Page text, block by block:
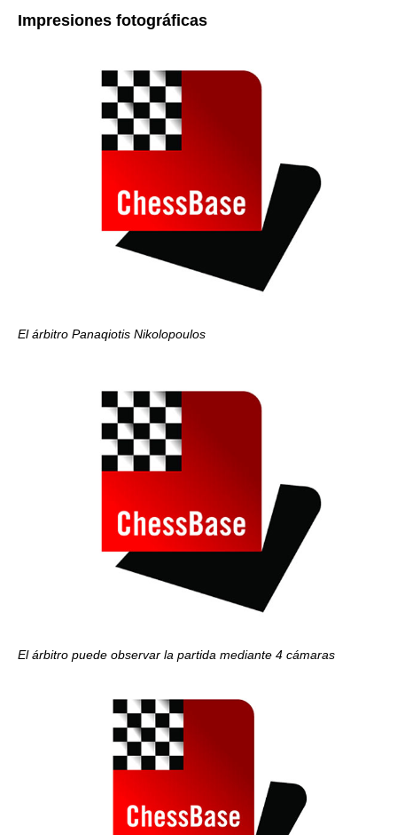
Impresiones fotográficas
El árbitro Panaqiotis Nikolopoulos
El árbitro puede observar la partida mediante 4 cámaras